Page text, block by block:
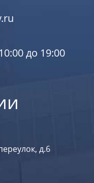
д.6
до 19:00